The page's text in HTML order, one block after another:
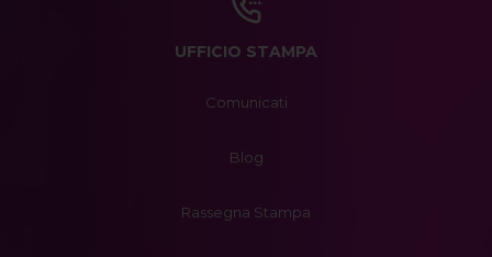
UFFICIO STAMPA
Comunicati
Blog
Rassegna Stampa